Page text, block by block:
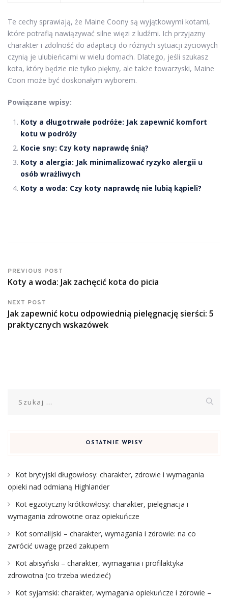
Te cechy sprawiają, że Maine Coony są wyjątkowymi kotami,
które potrafią nawiązywać silne więzi z ludźmi. Ich przyjazny
charakter i zdolność do adaptacji do różnych sytuacji życiowych
czynią je ulubieńcami w wielu domach. Dlatego, jeśli szukasz
kota, który będzie nie tylko piękny, ale także towarzyski, Maine
Coon może być doskonałym wyborem.
Powiązane wpisy:
Koty a długotrwałe podróże: Jak zapewnić komfort
kotu w podróży
Kocie sny: Czy koty naprawdę śnią?
Koty a alergia: Jak minimalizować ryzyko alergii u
osób wrażliwych
Koty a woda: Czy koty naprawdę nie lubią kąpieli?
PREVIOUS POST
Koty a woda: Jak zachęcić kota do picia
NEXT POST
Jak zapewnić kotu odpowiednią pielęgnację sierści: 5
praktycznych wskazówek
OSTATNIE WPISY
Kot brytyjski długowłosy: charakter, zdrowie i wymagania
opieki nad odmianą Highlander
Kot egzotyczny krótkowłosy: charakter, pielęgnacja i
wymagania zdrowotne oraz opiekuńcze
Kot somalijski – charakter, wymagania i zdrowie: na co
zwrócić uwagę przed zakupem
Kot abisyński – charakter, wymagania i profilaktyka
zdrowotna (co trzeba wiedzieć)
Kot syjamski: charakter, wymagania opiekuńcze i zdrowie –